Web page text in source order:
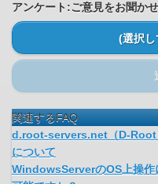
アンケート:ご意見をお聞か
(選択
関連するFAQ
d.root-servers.net（D-Root
について
WindowsServerのOS上操